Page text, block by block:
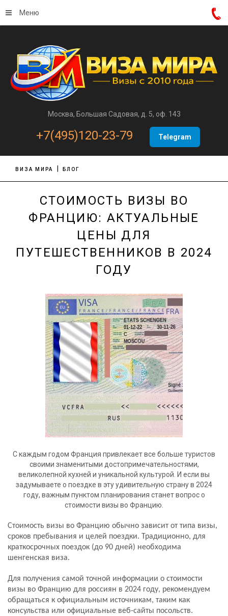
Москва, Большая Садовая, д. 5, оф. 143
+7(495)120-23-79 Telegram
Меню
ВИЗА МИРА БЛОГ
СТОИМОСТЬ ВИЗЫ ВО
ФРАНЦИЮ: АКТУАЛЬНЫЕ
ЦЕНЫ ДЛЯ
ПУТЕШЕСТВЕННИКОВ В 2024
ГОДУ
С каждым годом Франция привлекает все больше туристов
своими знаменитыми достопримечательностями,
великолепной кухней и уникальной культурой. И если вы
задумываете о поездке в эту удивительную страну в 2024
году, важным пунктом планирования станет вопрос о
стоимости визы во Францию.
Стоимость визы во Францию обычно зависит от типа визы,
сроков пребывания и целей поездки. Традиционно, для
краткосрочных поездок (до 90 дней) необходима
шенгенская виза.
Для получения самой точной информации о стоимости
визы во Францию для россиян в 2024 году, рекомендуем
обращаться к официальным источникам, таким как
консульства или официальные веб-сайты посольств.